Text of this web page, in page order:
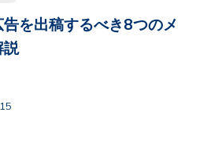
を出稿するべき8つのメ
説